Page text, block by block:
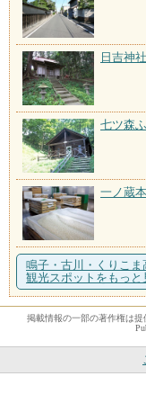
日吉神社
七ツ森
一ノ蔵
鳴子・古川・くりこま
観光スポットをもっと
掲載情報の一部の著作権は提